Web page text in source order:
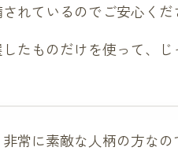
れているのでご安心くだ
たものだけを使って、
常に素敵な人柄の方な